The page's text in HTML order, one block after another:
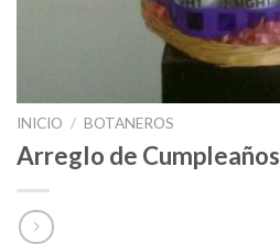
INICIO / BOTANEROS
Arreglo de Cumpleaños